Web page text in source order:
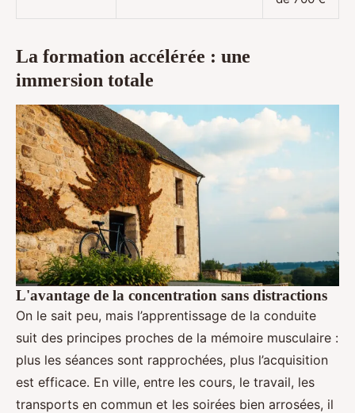
La formation accélérée : une
immersion totale
L'avantage de la concentration sans distractions
On le sait peu, mais l’apprentissage de la conduite
suit des principes proches de la mémoire musculaire :
plus les séances sont rapprochées, plus l’acquisition
est efficace. En ville, entre les cours, le travail, les
transports en commun et les soirées bien arrosées, il